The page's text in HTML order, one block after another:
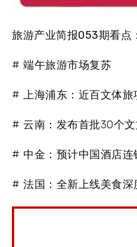
旅游产业简报053期看点：
# 端午旅游市场复苏
# 上海浦东：近百文体
# 云南：发布首批30个
# 中金：预计中国酒店
# 法国：全新上线美食